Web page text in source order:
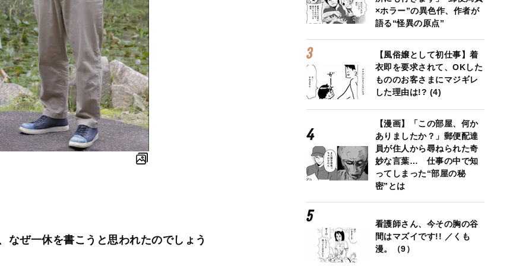
ぜ一休を書こうと思われたのでしょう
×ホラー”の異色作、作者が
語る“怪異の原点”
【風俗嬢として初仕事】着
衣即を要求されて、OKした
もののお客さまにマジギレ
した理由は!? (4)
【漫画】「この部屋、何か
ありましたか？」郵便配達
員が住人から尋ねられた奇
妙な言葉… 仕事の中で知
ってしまった“部屋の秘
密”とは
看護師さん、今その胸の谷
間はマズイです!! ／くも
漫。（9）